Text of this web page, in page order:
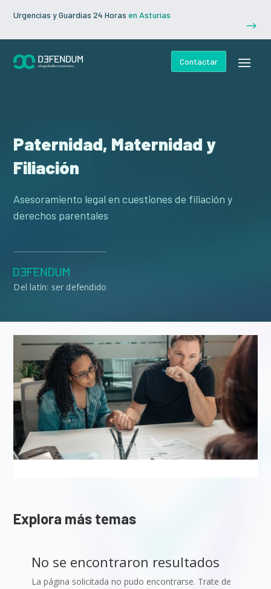
Urgencias y Guardias 24 Horas en Asturias
$
Contactar
Paternidad, Maternidad y
Filiación
Asesoramiento legal en cuestiones de filiación y
derechos parentales
Del latín: ser defendido
Explora más temas
No se encontraron resultados
La página solicitada no pudo encontrarse. Trate de